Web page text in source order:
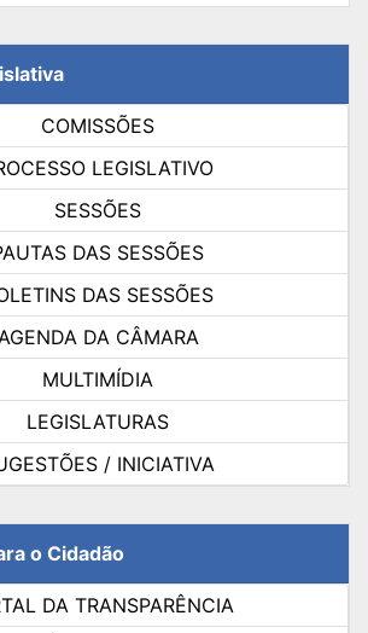
COMISSÕES
LEGISLATIVO
SESSÕES
DAS SESSÕES
DAS SESSÕES
AGENDA DA CÂMARA
MULTIMÍDIA
LEGISLATURAS
/ INICIATIVA
o Cidadão
DA TRANSPARÊNCIA